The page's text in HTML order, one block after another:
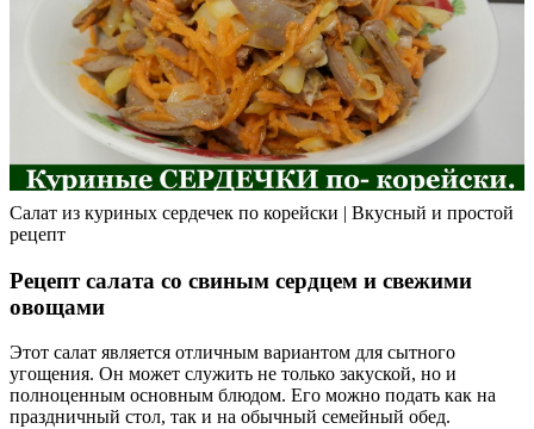
Салат из куриных сердечек по корейски | Вкусный и простой
рецепт
Рецепт салата со свиным сердцем и свежими
овощами
Этот салат является отличным вариантом для сытного
угощения. Он может служить не только закуской, но и
полноценным основным блюдом. Его можно подать как на
праздничный стол, так и на обычный семейный обед.